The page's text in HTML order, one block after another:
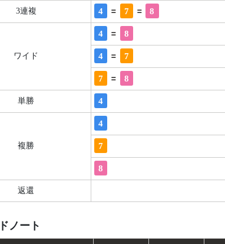
3連複 4 = 7 = 8
ワイド
4 = 8
4 = 7
7 = 8
単勝 4
複勝
4
7
8
返還
ノート